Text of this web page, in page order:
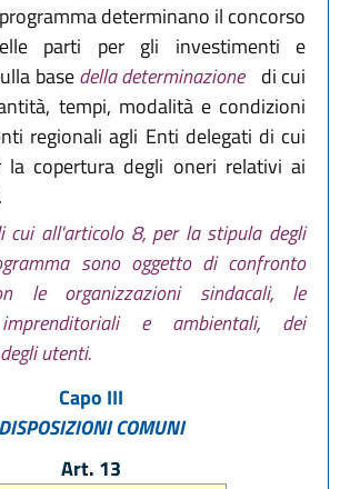
determinano il concorso
parti per gli investimenti e
basedella determinazione di cui
tempi, modalità e condizioni
regionali agli Enti delegati di cui
copertura degli oneri relativi ai
cui all'articolo 8, per la stipula degli
sono oggetto di confronto
le organizzazioni sindacali, le
e ambientali, dei
utenti.
Capo III
DISPOSIZIONI COMUNI
Art. 13